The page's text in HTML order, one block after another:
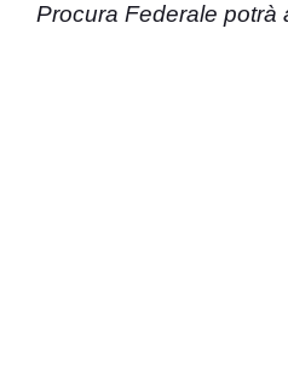
Procura Federale potrà